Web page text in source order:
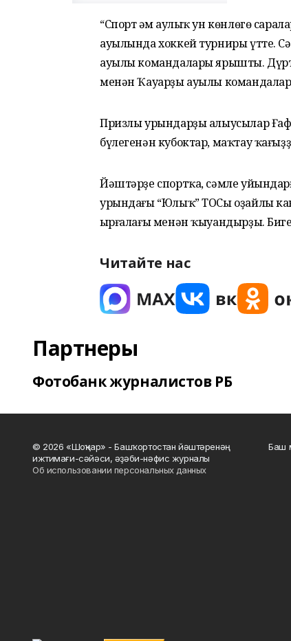
“Спорт һәм һаулыҡ ун көнлөгө
ауылында хоккей турниры үтте.
ауылы командалары ярышты.
менән Ҡауарҙы ауылы
Призлы урындарҙы алыусылар
бүлегенән кубоктар, маҡтау
Йәштәрҙе спортҡа, сәмле
урындағы “Юлыҡ” ТОСы оҙайлы
һырғалағы менән ҡыуандырҙы.
Читайте нас
Партнеры
Фотобанк журналистов РБ
© 2026 «Шоңҡар» - Башҡортостан йәштәренәң
ижтимағи-сәйәси, әҙәби-нәфис журналы
Об использовании персональных данных
Баш